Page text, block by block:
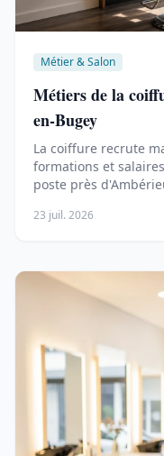
Métier & Salon
Métiers de la
en-Bugey
La coiffure recrute
formations et
poste près
23 juil. 2026